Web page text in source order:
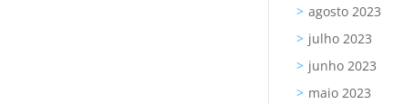
agosto 2023
julho 2023
junho 2023
maio 2023